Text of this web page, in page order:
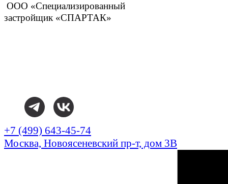
ООО «Специализированный
застройщик «СПАРТАК»
+7 (499) 643-45-74
Москва, Новоясеневский пр-т, дом 3В